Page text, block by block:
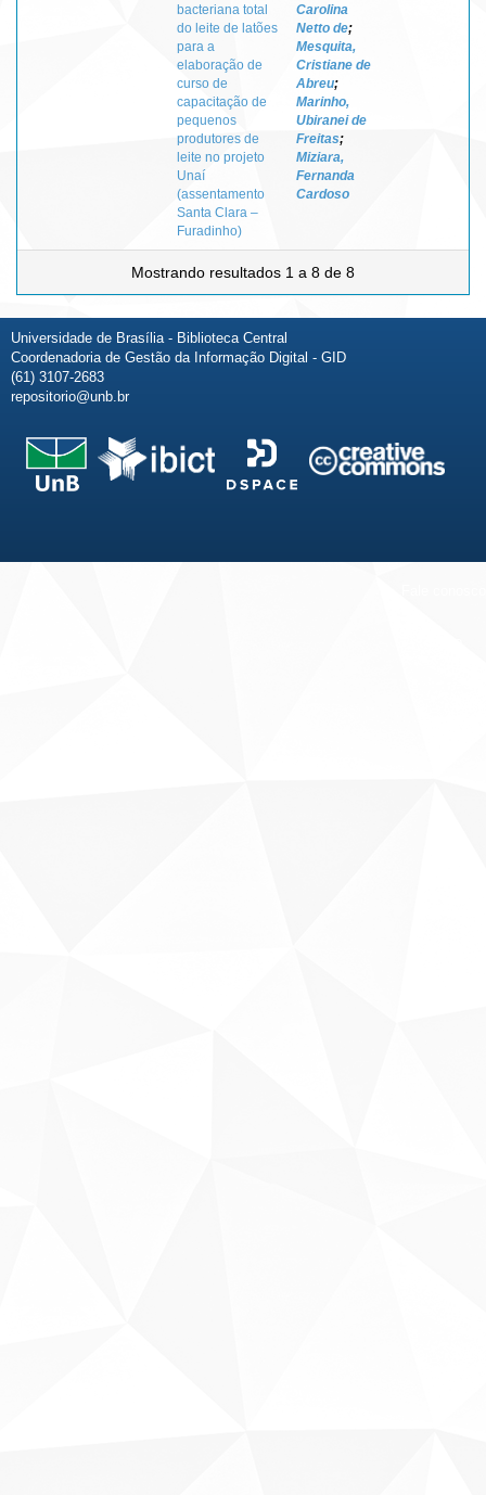
bacteriana total
do leite de latões
para a
elaboração de
curso de
capacitação de
pequenos
produtores de
leite no projeto
Unaí
(assentamento
Santa Clara –
Furadinho)
Carolina
Netto de;
Mesquita,
Cristiane de
Abreu;
Marinho,
Ubiranei de
Freitas;
Miziara,
Fernanda
Cardoso
Mostrando resultados 1 a 8 de 8
Universidade de Brasília - Biblioteca Central
Coordenadoria de Gestão da Informação Digital - GID
(61) 3107-2683
repositorio@unb.br